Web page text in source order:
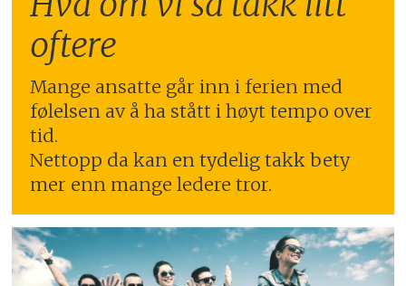
oftere
Mange ansatte går inn i ferien med
følelsen av å ha stått i høyt tempo over
tid.
Nettopp da kan en tydelig takk bety
mer enn mange ledere tror.